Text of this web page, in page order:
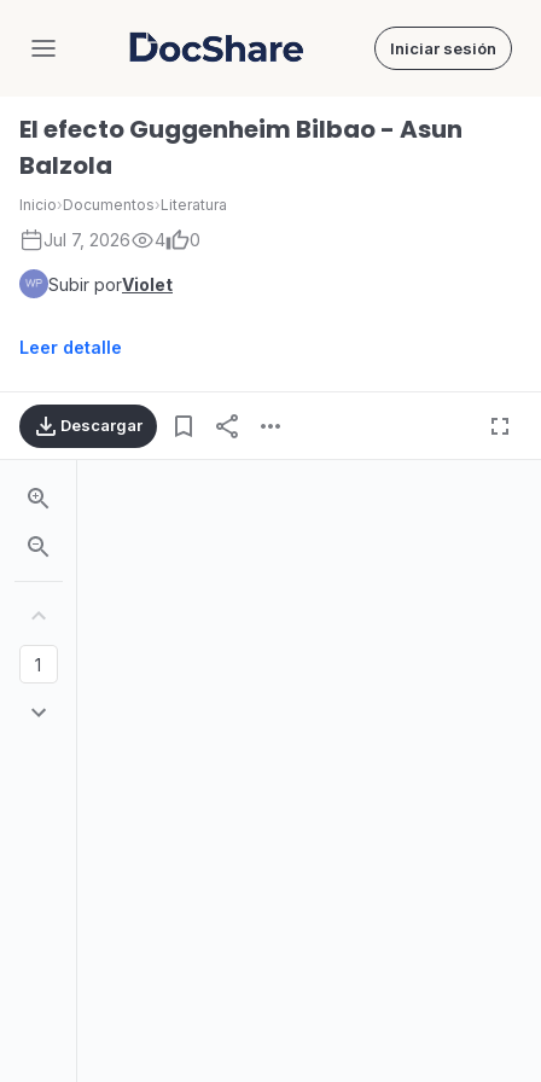
DocShare Iniciar sesión
El efecto Guggenheim Bilbao - Asun
Balzola
Inicio›Documentos›Literatura
Jul 7, 2026 4 0
Subir porViolet
Leer detalle
Descargar